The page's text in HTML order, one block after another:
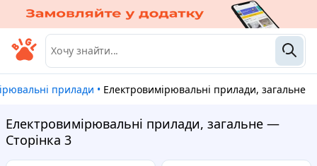
прилади • Електровимірювальні прилади, загальне
Електровимірювальні прилади, загальне —
Сторінка 3